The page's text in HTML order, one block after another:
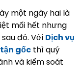
một ngày hai là
mối hết nhưng
đó. Với Dịch vụ
gốc thì quý
và kiểm soát